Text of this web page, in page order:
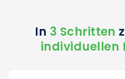
In 3 Schritten
individuellen